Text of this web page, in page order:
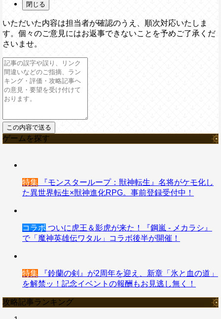
閉じる
いただいた内容は担当者が確認のうえ、順次対応いたしま
す。個々のご意見にはお返事できないことを予めご了承くだ
さいませ。
ゲームを探す
特集 『モンスターループ：獣神転生』名将がケモ化し
た異世界転生×獣神進化RPG。事前登録受付中！
コラボ ついに虎王＆影虎が来た！『鋼嵐 - メカラシ』
で「魔神英雄伝ワタル」コラボ後半が開催！
特集 『鈴蘭の剣』が2周年を迎え、新章「氷と血の道」
を解禁ッ！記念イベントの報酬もお見逃し無く！
攻略記事ランキング